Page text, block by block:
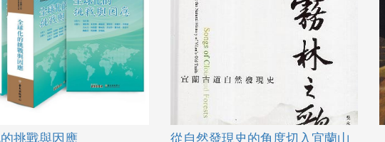
挑戰與因應 從自然發現史的角度切入宜蘭山